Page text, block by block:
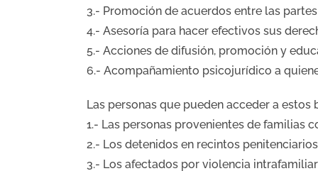
3.- Promoción de acuerdos entre las
4.- Asesoría para hacer efectivos sus
5.- Acciones de difusión, promoción y
6.- Acompañamiento psicojurídico a
Las personas que pueden acceder a estos
1.- Las personas provenientes de familias
2.- Los detenidos en recintos
3.- Los afectados por violencia